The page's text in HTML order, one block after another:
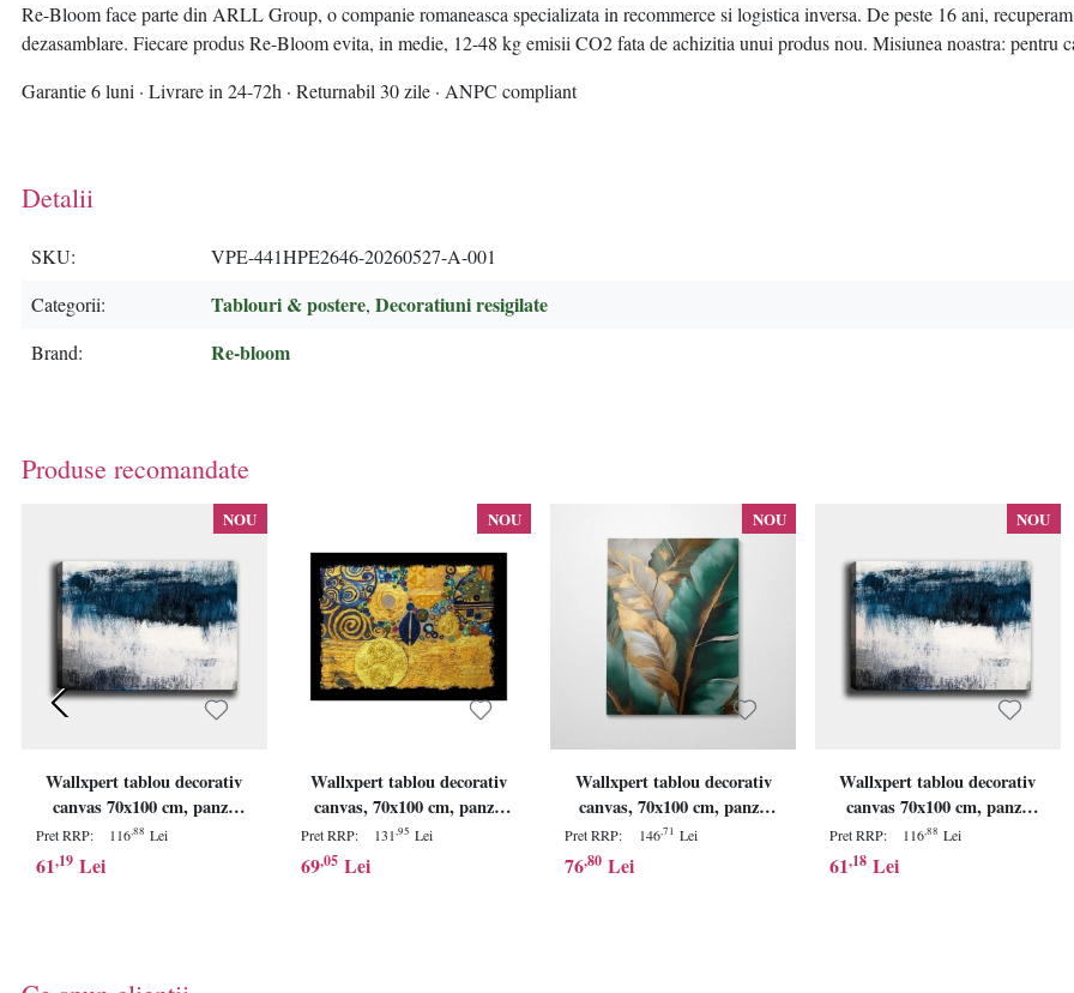
Re-Bloom face parte din ARLL Group, o companie romaneasca specializata in recommerce si logistica inversa. De peste 16 ani,
dezasamblare. Fiecare produs Re-Bloom evita, in medie, 12-48 kg emisii CO2 fata de achizitia unui produs nou. Misiunea noastra:
Garantie 6 luni · Livrare in 24-72h · Returnabil 30 zile · ANPC compliant
Detalii
SKU
VPE-441HPE2646-20260527-A-001
Categorii
Tablouri & postere, Decoratiuni resigilate
Brand Re-bloom
Produse recomandate
NOU
Wallxpert tablou decorativ
canvas 70x100 cm, panza
100%, cadru lemn 100%
grosime 3 cm, multicolor -
Verificat A · Re-Bloom
Pret RRP: 116,88 Lei
61,19 Lei
NOU
Wallxpert tablou decorativ
canvas, 70x100 cm, panza
100%, cadru lemn 100%
grosime 3 cm, multicolor -
Verificat A · Re-Bloom
Pret RRP: 131,95 Lei
69,05 Lei
NOU
Wallxpert tablou decorativ
canvas, 70x100 cm, panza
100%, cadru lemn 100%
grosime 3 cm, multicolor -
Verificat A · Re-Bloom
Pret RRP: 146,71 Lei
76,80 Lei
NOU
Wallxpert tablou decorativ
canvas 70x100 cm, panza
100%, cadru lemn 100%
grosime 3 cm, multicolor -
Verificat A · Re-Bloom
Pret RRP: 116,88 Lei
61,18 Lei